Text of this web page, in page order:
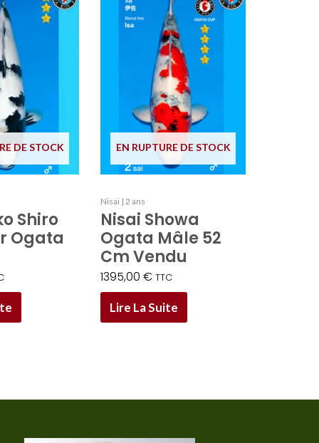
DE STOCK
Shiro
Ogata
EN RUPTURE DE STOCK
Nisai | 2 ans
Nisai Showa
Ogata Mâle 52
Cm Vendu
1395,00€ TTC
Lire La Suite